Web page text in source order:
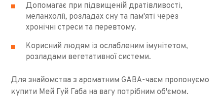
Допомагає при підвищеній дратівливості,
меланхолії, розладах сну та пам'яті через
хронічні стреси та перевтому.
Корисний людям із ослабленим імунітетом,
розладами вегетативної системи.
Для знайомства з ароматним GABA-чаєм пропонуємо
купити Мей Гуй Габа на вагу потрібним об'ємом.